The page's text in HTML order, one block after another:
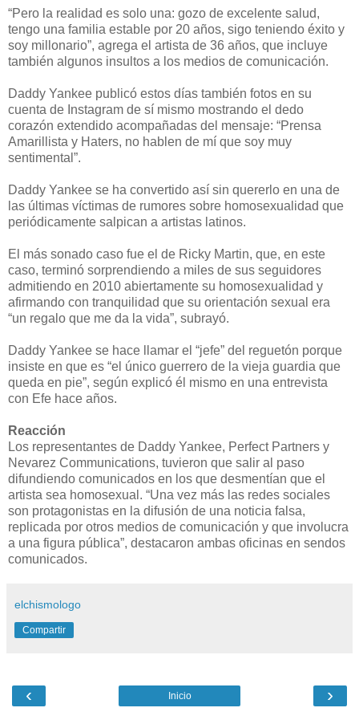
“Pero la realidad es solo una: gozo de excelente salud,
tengo una familia estable por 20 años, sigo teniendo éxito y
soy millonario”, agrega el artista de 36 años, que incluye
también algunos insultos a los medios de comunicación.
Daddy Yankee publicó estos días también fotos en su
cuenta de Instagram de sí mismo mostrando el dedo
corazón extendido acompañadas del mensaje: “Prensa
Amarillista y Haters, no hablen de mí que soy muy
sentimental”.
Daddy Yankee se ha convertido así sin quererlo en una de
las últimas víctimas de rumores sobre homosexualidad que
periódicamente salpican a artistas latinos.
El más sonado caso fue el de Ricky Martin, que, en este
caso, terminó sorprendiendo a miles de sus seguidores
admitiendo en 2010 abiertamente su homosexualidad y
afirmando con tranquilidad que su orientación sexual era
“un regalo que me da la vida”, subrayó.
Daddy Yankee se hace llamar el “jefe” del reguetón porque
insiste en que es “el único guerrero de la vieja guardia que
queda en pie”, según explicó él mismo en una entrevista
con Efe hace años.
Reacción
Los representantes de Daddy Yankee, Perfect Partners y
Nevarez Communications, tuvieron que salir al paso
difundiendo comunicados en los que desmentían que el
artista sea homosexual. “Una vez más las redes sociales
son protagonistas en la difusión de una noticia falsa,
replicada por otros medios de comunicación y que involucra
a una figura pública”, destacaron ambas oficinas en sendos
comunicados.
elchismologo
Compartir
‹ ›
Inicio